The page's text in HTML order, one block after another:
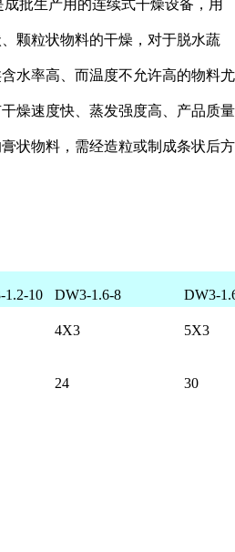
批生产用的连续式干燥设备，用
颗粒状物料的干燥，对于脱水蔬
水率高、而温度不允许高的物料尤
燥速度快、蒸发强度高、产品质量
状物料，需经造粒或制成条状后方
1.2-10 DW3-1.6-8 DW3-
4X3 5X3
24 30